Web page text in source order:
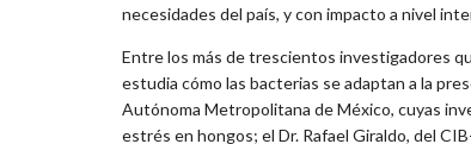
necesidades del país, y con impacto a nivel
Entre los más de trescientos investigadores
estudia cómo las bacterias se adaptan a la
Autónoma Metropolitana de México, cuyas
estrés en hongos; el Dr. Rafael Giraldo, del